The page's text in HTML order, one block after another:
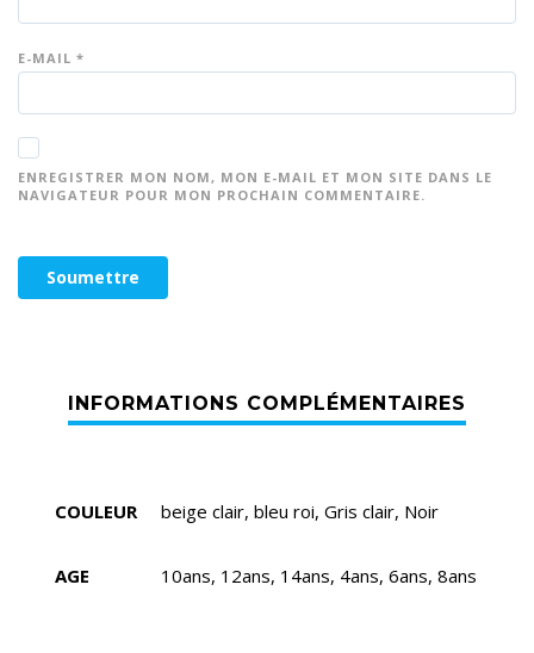
E-MAIL *
ENREGISTRER MON NOM, MON E-MAIL ET MON SITE DANS LE
NAVIGATEUR POUR MON PROCHAIN COMMENTAIRE.
COULEUR beige clair, bleu roi, Gris clair, Noir
AGE 10ans, 12ans, 14ans, 4ans, 6ans, 8ans